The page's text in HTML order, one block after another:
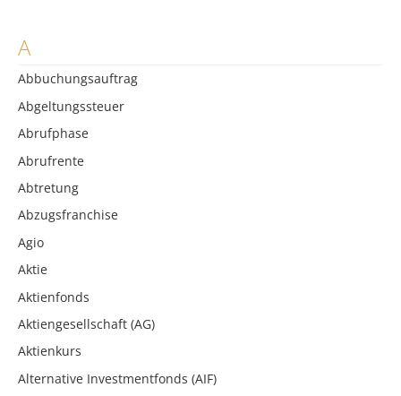
A
Abbuchungsauftrag
Abgeltungssteuer
Abrufphase
Abrufrente
Abtretung
Abzugsfranchise
Agio
Aktie
Aktienfonds
Aktiengesellschaft (AG)
Aktienkurs
Alternative Investmentfonds (AIF)